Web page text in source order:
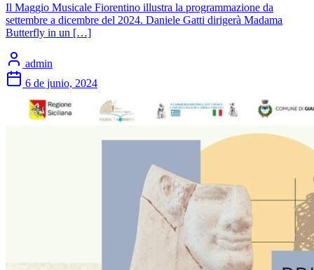
Il Maggio Musicale Fiorentino illustra la programmazione da
settembre a dicembre del 2024. Daniele Gatti dirigerà Madama
Butterfly in un […]
admin
6 de junio, 2024